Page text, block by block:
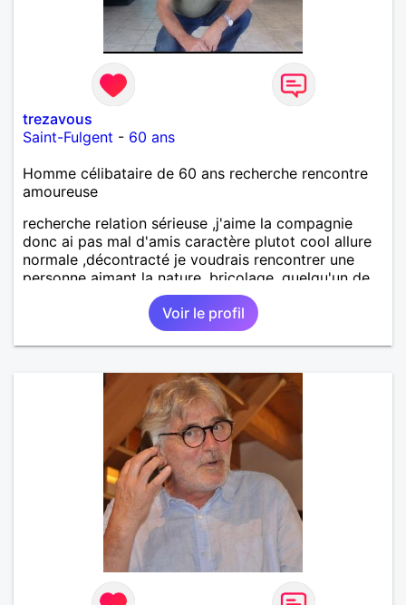
trezavous
Saint-Fulgent - 60 ans
Homme célibataire de 60 ans recherche rencontre
amoureuse
recherche relation sérieuse ,j'aime la compagnie
donc ai pas mal d'amis caractère plutot cool allure
normale ,décontracté je voudrais rencontrer une
personne aimant la nature ,bricolage ,quelqu'un de
simple et naturel à vos claviers mesdames
Voir le profil